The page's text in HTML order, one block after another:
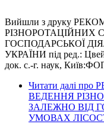
Вийшли з друку
РІЗНОРОТАЦІЙНИХ
ГОСПОДАРСЬКОЇ
УКРАЇНИ під ред.:
док. с.-г. наук,
Читати далі про
ВЕДЕННЯ
ЗАЛЕЖНО ВІД
УМОВАХ